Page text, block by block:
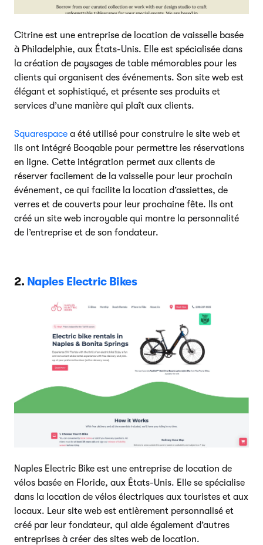
Citrine est une entreprise de location de vaisselle basée
à Philadelphie, aux États-Unis. Elle est spécialisée dans
la création de paysages de table mémorables pour les
clients qui organisent des événements. Son site web est
élégant et sophistiqué, et présente ses produits et
services d’une manière qui plaît aux clients.
Squarespace a été utilisé pour construire le site web et
ils ont intégré Booqable pour permettre les réservations
en ligne. Cette intégration permet aux clients de
réserver facilement de la vaisselle pour leur prochain
événement, ce qui facilite la location d’assiettes, de
verres et de couverts pour leur prochaine fête. Ils ont
créé un site web incroyable qui montre la personnalité
de l’entreprise et de son fondateur.
2. Naples Electric Bikes
Naples Electric Bike est une entreprise de location de
vélos basée en Floride, aux États-Unis. Elle se spécialise
dans la location de vélos électriques aux touristes et aux
locaux. Leur site web est entièrement personnalisé et
créé par leur fondateur, qui aide également d’autres
entreprises à créer des sites web de location.